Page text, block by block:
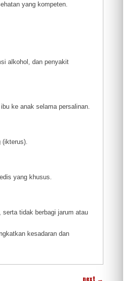
yang kompeten.
alkohol, dan penyakit
ke anak selama persalinan.
yang khusus.
tidak berbagi jarum atau
kesadaran dan
next →